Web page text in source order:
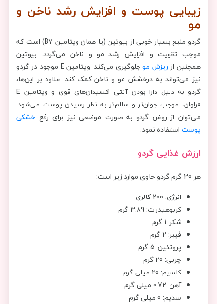
زیبایی پوست و افزایش رشد ناخن و
مو
گردو منبع بسیار خوبی از بیوتین (یا همان ویتامین B7) است که
موجب تقویت و افزایش رشد مو و ناخن می‌گردد. بیوتین
همچنین از ریزش مو
جلوگیری می‌کند. ویتامین E موجود در گردو
نیز می‌تواند به درخشش مو و ناخن کمک کند. علاوه بر این‌ها،
گردو به دلیل دارا بودن آنتی اکسیدان‌های قوی و ویتامین E
فراوان، موجب جوان‌تر و سالم‌تر به نظر رسیدن پوست می‌شود.
می‌توان از روغن گردو به صورت موضعی نیز برای رفع خشکی
پوست استفاده نمود.
ارزش غذایی گردو
هر 30 گرم گردو حاوی موارد زیر است:
انرژی: 200 کالری
کربوهیدرات: 3.89 گرم
شکر: 1 گرم
فیبر: 2 گرم
پروتئین: 5 گرم
چربی: 20 گرم
کلسیم: 20 میلی گرم
آهن: 0.72 میلی گرم
سدیم: 0 میلی گرم